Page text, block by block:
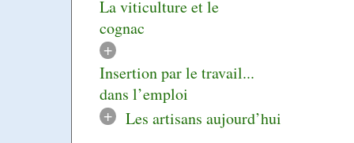
La viticulture et le
cognac
+
Insertion par le travail...
dans l’emploi
+
Les artisans aujourd’hui